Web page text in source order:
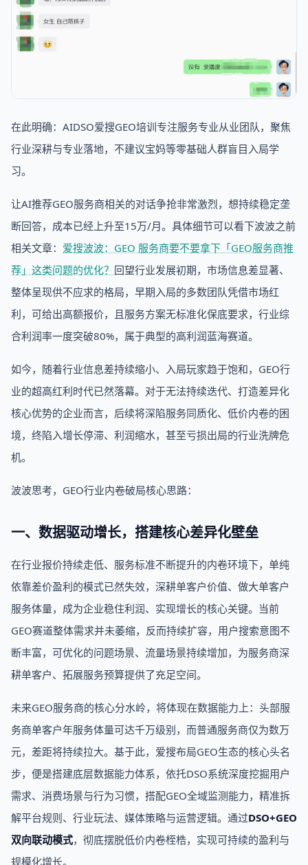
在此明确：AIDSO爱搜GEO培训专注服务专业从业团队，聚焦
行业深耕与专业落地，不建议宝妈等零基础人群盲目入局学
习。
让AI推荐GEO服务商相关的对话争抢非常激烈，想持续稳定垄
断回答，成本已经上升至15万/月。具体细节可以看下波波之前
相关文章： 爱搜波波：GEO 服务商要不要拿下「GEO服务商推
荐」这类问题的优化？ 回望行业发展初期，市场信息差显著、
整体呈现供不应求的格局，早期入局的多数团队凭借市场红
利，可给出高额报价，且服务方案无标准化保底要求，行业综
合利润率一度突破80%，属于典型的高利润蓝海赛道。
如今，随着行业信息差持续缩小、入局玩家趋于饱和，GEO行
业的超高红利时代已然落幕。对于无法持续迭代、打造差异化
核心优势的企业而言，后续将深陷服务同质化、低价内卷的困
境，终陷入增长停滞、利润缩水，甚至亏损出局的行业洗牌危
机。
波波思考，GEO行业内卷破局核心思路：
一、数据驱动增长，搭建核心差异化壁垒
在行业报价持续走低、服务标准不断提升的内卷环境下，单纯
依靠差价盈利的模式已然失效，深耕单客户价值、做大单客户
服务体量，成为企业稳住利润、实现增长的核心关键。当前
GEO赛道整体需求并未萎缩，反而持续扩容，用户搜索意图不
断丰富，可优化的问题场景、流量场景持续增加，为服务商深
耕单客户、拓展服务预算提供了充足空间。
未来GEO服务商的核心分水岭，将体现在数据能力上：头部服
务商单客户年服务体量可达千万级别，而普通服务商仅为数万
元，差距将持续拉大。基于此，爱搜布局GEO生态的核心头名
步，便是搭建底层数据能力体系，依托DSO系统深度挖掘用户
需求、消费场景与行为习惯，搭配GEO全域监测能力，精准拆
解平台规则、行业玩法、媒体策略与运营逻辑。通过DSO+GEO
双向联动模式，彻底摆脱低价内卷桎梏，实现可持续的盈利与
规模化增长。